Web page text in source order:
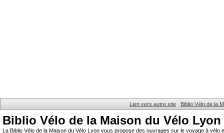
Lien vers autre site Biblio Vélo de la
Biblio Vélo de la Maison du Vélo Lyon
La Biblio Vélo de la Maison du Vélo Lyon vous propose des ouvrages sur le voyage à